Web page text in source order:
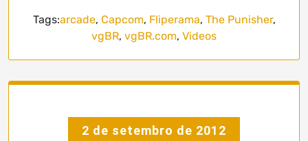
Tags:arcade, Capcom, Fliperama, The Punisher,
vgBR, vgBR.com, Videos
2 de setembro de 2012